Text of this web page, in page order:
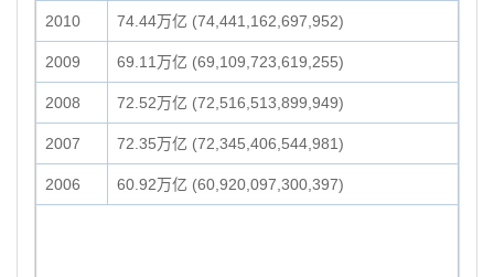
2010 74.44万亿 (74,441,162,697,952)
2009 69.11万亿 (69,109,723,619,255)
2008 72.52万亿 (72,516,513,899,949)
2007 72.35万亿 (72,345,406,544,981)
2006 60.92万亿 (60,920,097,300,397)